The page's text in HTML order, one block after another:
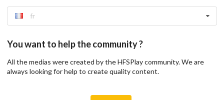
fr
You want to help the community ?
All the medias were created by the HFSPlay community. We are
always looking for help to create quality content.